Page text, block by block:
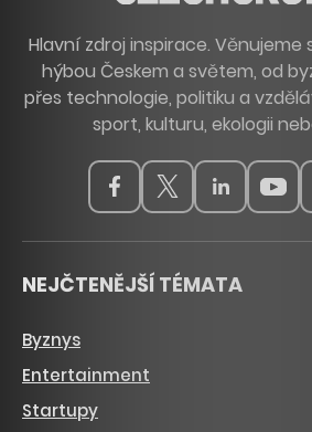
Hlavní zdroj inspirace.
hýbou Českem a světem, od
přes technologie, politiku a
sport, kulturu, ekologii
NEJČTENĚJŠÍ TÉMATA
Byznys
Entertainment
Startupy